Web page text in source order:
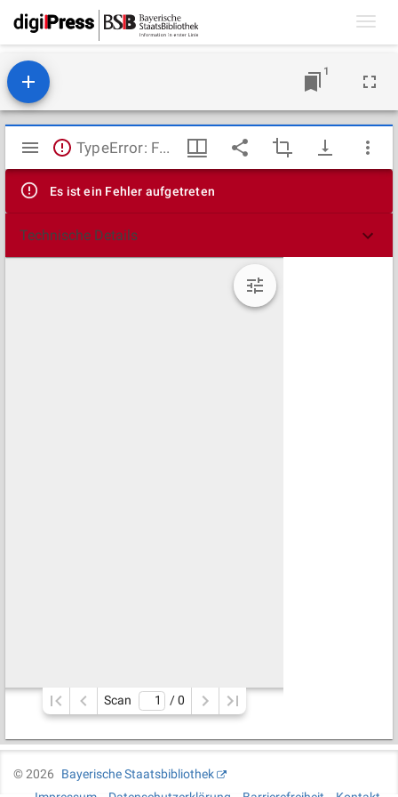
1
Mirador
Viewer
TypeError: Failed to fetch
Es ist ein Fehler aufgetreten
Technische Details
Scan / 0
©2026
Bayerische Staatsbibliothek